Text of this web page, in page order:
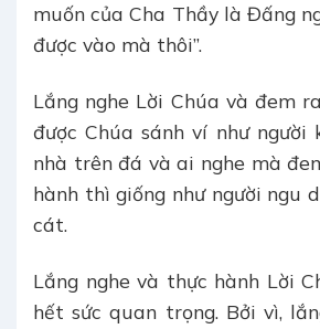
muốn của Cha Thầy là Đấng
được vào mà thôi”.
Lắng nghe Lời Chúa và đem
được Chúa sánh ví như người
nhà trên đá và ai nghe mà
hành thì giống như người ngu
cát.
Lắng nghe và thực hành Lời
hết sức quan trọng. Bởi vì,